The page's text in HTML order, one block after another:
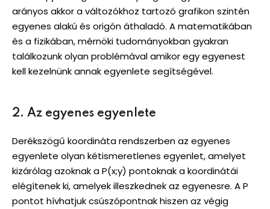
arányos akkor a változókhoz tartozó grafikon szintén
egyenes alakú és origón áthaladó. A matematikában
és a fizikában, mérnöki tudományokban gyakran
találkozunk olyan problémával amikor egy egyenest
kell kezelnünk annak egyenlete segítségével.
2. Az egyenes egyenlete
Derékszögű koordináta rendszerben az egyenes
egyenlete olyan kétismeretlenes egyenlet, amelyet
kizárólag azoknak a P(x;y) pontoknak a koordinátái
elégítenek ki, amelyek illeszkednek az egyenesre. A P
pontot hívhatjuk csúszópontnak hiszen az végig